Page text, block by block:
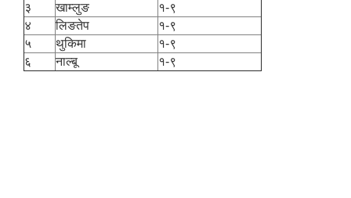
३
खाम्लुङ
१-९
४
लिङतेप
१-९
५
थुकिमा
१-९
६
नाल्बू १-९